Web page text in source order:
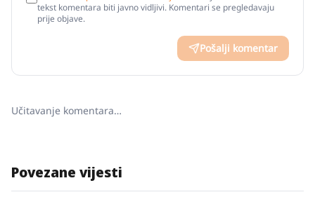
tekst komentara biti javno vidljivi. Komentari se pregledavaju
prije objave.
Pošalji komentar
Učitavanje komentara…
Povezane vijesti